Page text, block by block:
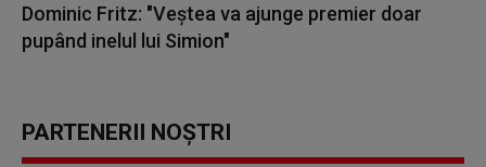
Dominic Fritz: "Veştea va ajunge premier doar
pupând inelul lui Simion"
PARTENERII NOȘTRI